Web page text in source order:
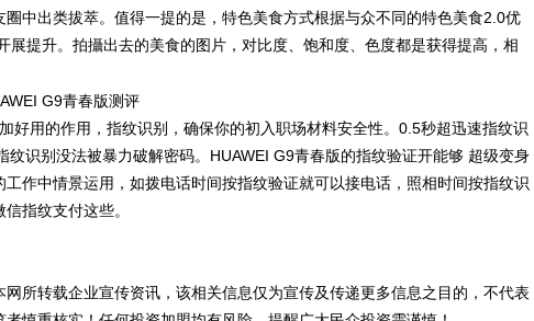
中出类拔萃。值得一提的是，特色美食方式根据与众不同的特色美食2.0优
展提升。拍攝出去的美食的图片，对比度、饱和度、色度都是获得提高，相
好用的作用，指纹识别，确保你的初入职场材料安全性。0.5秒超迅速指纹识
纹识别没法被暴力破解密码。HUAWEI G9青春版的指纹验证开能够 超级变身
作中情景运用，如拨电话时间按指纹验证就可以接电话，照相时间按指纹识
指纹支付这些。
网所转载企业宣传资讯，该相关信息仅为宣传及传递更多信息之目的，不代表